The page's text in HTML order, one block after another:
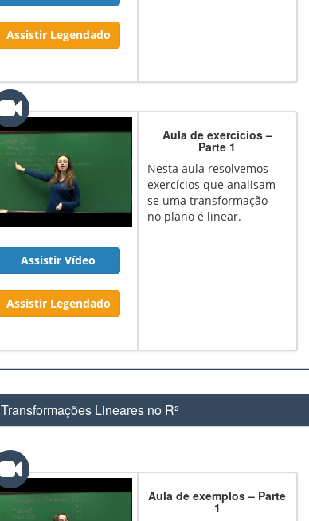
Assistir Legendado
Assistir Vídeo
Assistir Legendado
Aula de exercícios –
Parte 1
Nesta aula resolvemos
exercícios que analisam
se uma transformação
no plano é linear.
Transformações Lineares no R²
Aula de exemplos – Parte
1